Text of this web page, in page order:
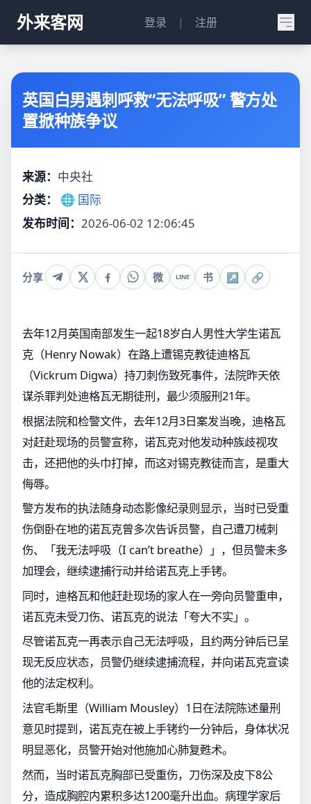
外来客网 登录 | 注册
英国白男遇刺呼救“无法呼吸” 警方处
置掀种族争议
来源： 中央社
分类：
🌐 国际
发布时间： 2026-06-02 12:06:45
分享 微 LINE 书 ↗ 🔗
去年12月英国南部发生一起18岁白人男性大学生诺瓦
克（Henry Nowak）在路上遭锡克教徒迪格瓦
（Vickrum Digwa）持刀刺伤致死事件，法院昨天依
谋杀罪判处迪格瓦无期徒刑，最少须服刑21年。
根据法院和检警文件，去年12月3日案发当晚，迪格瓦
对赶赴现场的员警宣称，诺瓦克对他发动种族歧视攻
击，还把他的头巾打掉，而这对锡克教徒而言，是重大
侮辱。
警方发布的执法随身动态影像纪录则显示，当时已受重
伤倒卧在地的诺瓦克曾多次告诉员警，自己遭刀械刺
伤、「我无法呼吸（I can’t breathe）」，但员警未多
加理会，继续逮捕行动并给诺瓦克上手铐。
同时，迪格瓦和他赶赴现场的家人在一旁向员警重申，
诺瓦克未受刀伤、诺瓦克的说法「夸大不实」。
尽管诺瓦克一再表示自己无法呼吸，且约两分钟后已呈
现无反应状态，员警仍继续逮捕流程，并向诺瓦克宣读
他的法定权利。
法官毛斯里（William Mousley）1日在法院陈述量刑
意见时提到，诺瓦克在被上手铐约一分钟后，身体状况
明显恶化，员警开始对他施加心肺复甦术。
然而，当时诺瓦克胸部已受重伤，刀伤深及皮下8公
分，造成胸腔内累积多达1200毫升出血。病理学家后